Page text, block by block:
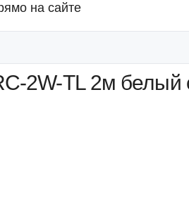
на сайте
2W-TL 2м белый